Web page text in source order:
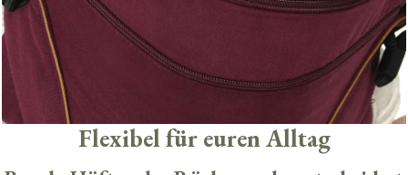
Flexibel für euren Alltag